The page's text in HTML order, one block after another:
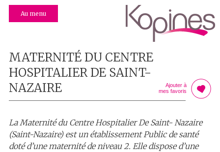
Au menu
MATERNITÉ DU CENTRE
HOSPITALIER DE SAINT-
NAZAIRE
Ajouter à
mes favoris
La Maternité du Centre Hospitalier De Saint- Nazaire
(Saint-Nazaire) est un établissement Public de santé
doté d’une maternité de niveau 2. Elle dispose d’une